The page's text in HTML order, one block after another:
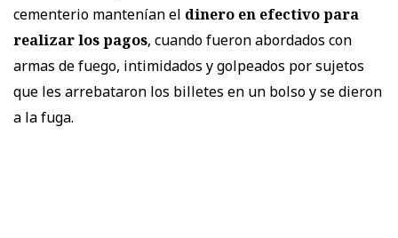
cementerio mantenían el dinero en efectivo para
realizar los pagos, cuando fueron abordados con
armas de fuego, intimidados y golpeados por sujetos
que les arrebataron los billetes en un bolso y se dieron
a la fuga.